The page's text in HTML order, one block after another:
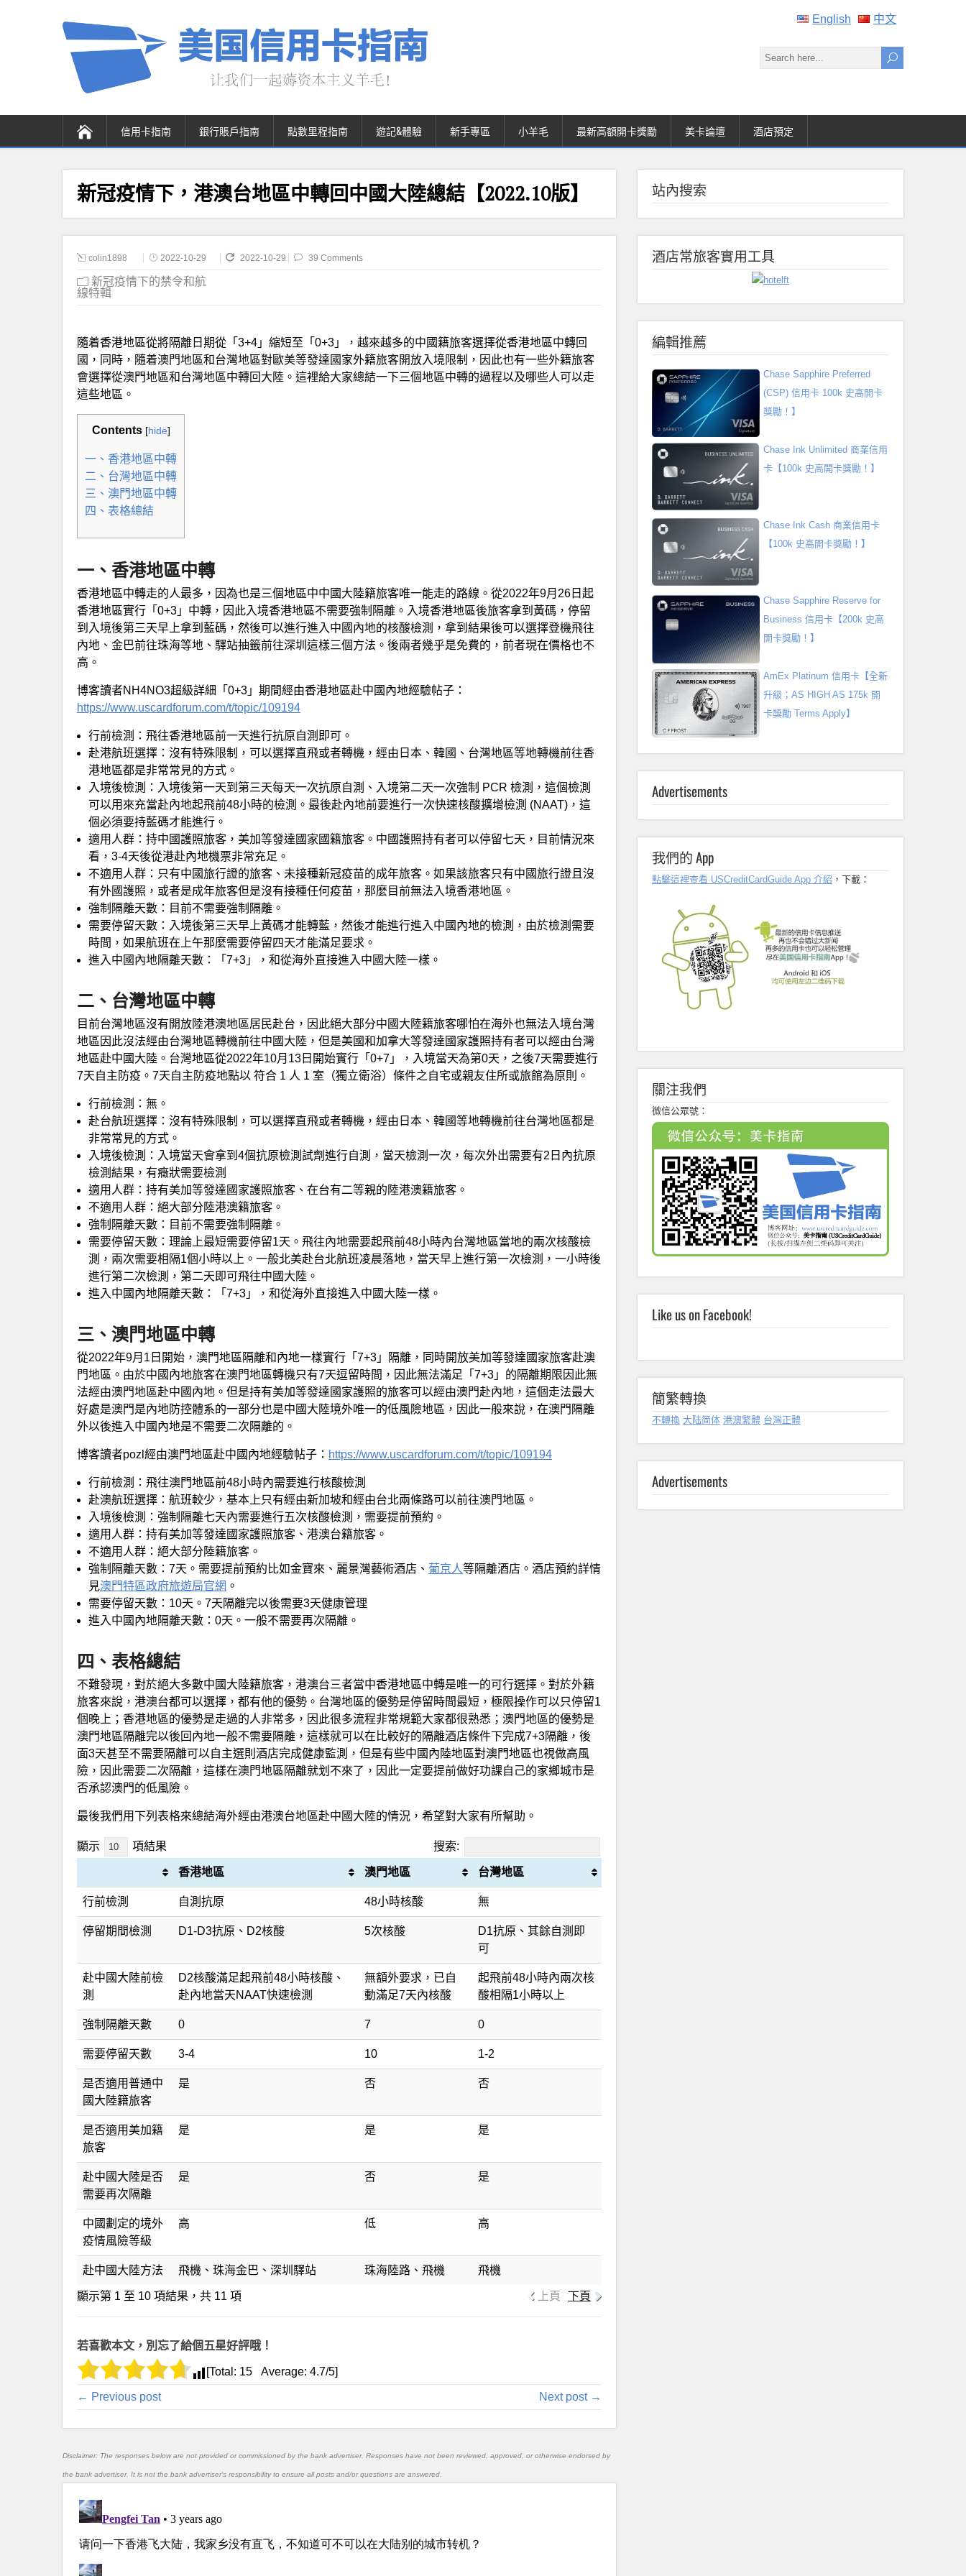
English 中文
信用卡指南 銀行賬戶指南 點數里程指南 遊記&體驗 新手專區 小羊毛 最新高額開卡獎勵 美卡論壇 酒店預定
新冠疫情下，港澳台地區中轉回中國大陸總結【2022.10版】
colin1898 2022-10-29 2022-10-29 39 Comments
新冠疫情下的禁令和航
線特輯
隨着香港地區從將隔離日期從「3+4」縮短至「0+3」，越來越多的中國籍旅客選擇從香港地區中轉回
國，同時，隨着澳門地區和台灣地區對歐美等發達國家外籍旅客開放入境限制，因此也有一些外籍旅客
會選擇從澳門地區和台灣地區中轉回大陸。這裡給大家總結一下三個地區中轉的過程以及哪些人可以走
這些地區。
Contents [hide]
一、香港地區中轉
二、台灣地區中轉
三、澳門地區中轉
四、表格總結
一、香港地區中轉
香港地區中轉走的人最多，因為也是三個地區中中國大陸籍旅客唯一能走的路線。從2022年9月26日起
香港地區實行「0+3」中轉，因此入境香港地區不需要強制隔離。入境香港地區後旅客拿到黃碼，停留
到入境後第三天早上拿到藍碼，然後可以進行進入中國內地的核酸檢測，拿到結果後可以選擇登機飛往
內地、金巴前往珠海等地、驛站抽籤前往深圳這樣三個方法。後兩者幾乎是免費的，前者現在價格也不
高。
博客讀者NH4NO3超級詳細「0+3」期間經由香港地區赴中國內地經驗帖子：
https://www.uscardforum.com/t/topic/109194
行前檢測：飛往香港地區前一天進行抗原自測即可。
赴港航班選擇：沒有特殊限制，可以選擇直飛或者轉機，經由日本、韓國、台灣地區等地轉機前往香
港地區都是非常常見的方式。
入境後檢測：入境後第一天到第三天每天一次抗原自測、入境第二天一次強制 PCR 檢測，這個檢測
可以用來充當赴內地起飛前48小時的檢測。最後赴內地前要進行一次快速核酸擴增檢測 (NAAT)，這
個必須要持藍碼才能進行。
適用人群：持中國護照旅客，美加等發達國家國籍旅客。中國護照持有者可以停留七天，目前情況來
看，3-4天後從港赴內地機票非常充足。
不適用人群：只有中國旅行證的旅客、未接種新冠疫苗的成年旅客。如果該旅客只有中國旅行證且沒
有外國護照，或者是成年旅客但是沒有接種任何疫苗，那麼目前無法入境香港地區。
強制隔離天數：目前不需要強制隔離。
需要停留天數：入境後第三天早上黃碼才能轉藍，然後才能進行進入中國內地的檢測，由於檢測需要
時間，如果航班在上午那麼需要停留四天才能滿足要求。
進入中國內地隔離天數：「7+3」，和從海外直接進入中國大陸一樣。
二、台灣地區中轉
目前台灣地區沒有開放陸港澳地區居民赴台，因此絕大部分中國大陸籍旅客哪怕在海外也無法入境台灣
地區因此沒法經由台灣地區轉機前往中國大陸，但是美國和加拿大等發達國家護照持有者可以經由台灣
地區赴中國大陸。台灣地區從2022年10月13日開始實行「0+7」，入境當天為第0天，之後7天需要進行
7天自主防疫。7天自主防疫地點以 符合 1 人 1 室（獨立衛浴）條件之自宅或親友住所或旅館為原則。
行前檢測：無。
赴台航班選擇：沒有特殊限制，可以選擇直飛或者轉機，經由日本、韓國等地轉機前往台灣地區都是
非常常見的方式。
入境後檢測：入境當天會拿到4個抗原檢測試劑進行自測，當天檢測一次，每次外出需要有2日內抗原
檢測結果，有癥狀需要檢測
適用人群：持有美加等發達國家護照旅客、在台有二等親的陸港澳籍旅客。
不適用人群：絕大部分陸港澳籍旅客。
強制隔離天數：目前不需要強制隔離。
需要停留天數：理論上最短需要停留1天。飛往內地需要起飛前48小時內台灣地區當地的兩次核酸檢
測，兩次需要相隔1個小時以上。一般北美赴台北航班凌晨落地，當天早上進行第一次檢測，一小時後
進行第二次檢測，第二天即可飛往中國大陸。
進入中國內地隔離天數：「7+3」，和從海外直接進入中國大陸一樣。
三、澳門地區中轉
從2022年9月1日開始，澳門地區隔離和內地一樣實行「7+3」隔離，同時開放美加等發達國家旅客赴澳
門地區。由於中國內地旅客在澳門地區轉機只有7天逗留時間，因此無法滿足「7+3」的隔離期限因此無
法經由澳門地區赴中國內地。但是持有美加等發達國家護照的旅客可以經由澳門赴內地，這個走法最大
好處是澳門是內地防控體系的一部分也是中國大陸境外唯一的低風險地區，因此一般來說，在澳門隔離
外以後進入中國內地是不需要二次隔離的。
博客讀者pozl經由澳門地區赴中國內地經驗帖子： https://www.uscardforum.com/t/topic/109194
行前檢測：飛往澳門地區前48小時內需要進行核酸檢測
赴澳航班選擇：航班較少，基本上只有經由新加坡和經由台北兩條路可以前往澳門地區。
入境後檢測：強制隔離七天內需要進行五次核酸檢測，需要提前預約。
適用人群：持有美加等發達國家護照旅客、港澳台籍旅客。
不適用人群：絕大部分陸籍旅客。
強制隔離天數：7天。需要提前預約比如金寶來、麗景灣藝術酒店、 葡京人等隔離酒店。酒店預約詳情
見澳門特區政府旅遊局官網 。
需要停留天數：10天。7天隔離完以後需要3天健康管理
進入中國內地隔離天數：0天。一般不需要再次隔離。
四、表格總結
不難發現，對於絕大多數中國大陸籍旅客，港澳台三者當中香港地區中轉是唯一的可行選擇。對於外籍
旅客來說，港澳台都可以選擇，都有他的優勢。台灣地區的優勢是停留時間最短，極限操作可以只停留1
個晚上；香港地區的優勢是走過的人非常多，因此很多流程非常規範大家都很熟悉；澳門地區的優勢是
澳門地區隔離完以後回內地一般不需要隔離，這樣就可以在比較好的隔離酒店條件下完成7+3隔離，後
面3天甚至不需要隔離可以自主選則酒店完成健康監測，但是有些中國內陸地區對澳門地區也視做高風
險，因此需要二次隔離，這樣在澳門地區隔離就划不來了，因此一定要提前做好功課自己的家鄉城市是
否承認澳門的低風險。
最後我們用下列表格來總結海外經由港澳台地區赴中國大陸的情況，希望對大家有所幫助。
顯示 項結果 搜索:
香港地區 澳門地區 台灣地區
行前檢測 自測抗原 48小時核酸 無
停留期間檢測 D1-D3抗原、D2核酸 5次核酸
D1抗原、其餘自測即
可
赴中國大陸前檢
測
D2核酸滿足起飛前48小時核酸、
赴內地當天NAAT快速檢測
無額外要求，已自
動滿足7天內核酸
起飛前48小時內兩次核
酸相隔1小時以上
強制隔離天數 0 7 0
需要停留天數 3-4 10 1-2
是否適用普通中
國大陸籍旅客
是 否 否
是否適用美加籍
旅客
是 是 是
赴中國大陸是否
需要再次隔離
是 否 是
中國劃定的境外
疫情風險等級
高 低 高
赴中國大陸方法 飛機、珠海金巴、深圳驛站 珠海陸路、飛機 飛機
顯示第 1 至 10 項結果，共 11 項 上頁 下頁
若喜歡本文，別忘了給個五星好評哦！
[Total: 15 Average: 4.7/5]
← Previous post Next post →
Disclaimer: The responses below are not provided or commissioned by the bank advertiser. Responses have not been reviewed, approved, or otherwise endorsed by
the bank advertiser. It is not the bank advertiser's responsibility to ensure all posts and/or questions are answered.
站內搜索
酒店常旅客實用工具
編輯推薦
Chase Sapphire Preferred
(CSP) 信用卡 100k 史高開卡
獎勵！】
Chase Ink Unlimited 商業信用
卡【100k 史高開卡獎勵！】
Chase Ink Cash 商業信用卡
【100k 史高開卡獎勵！】
Chase Sapphire Reserve for
Business 信用卡【200k 史高
開卡獎勵！】
AmEx Platinum 信用卡【全新
升級；AS HIGH AS 175k 開
卡獎勵 Terms Apply】
Advertisements
我們的 App
點擊這裡查看 USCreditCardGuide App 介紹 ，下載：
關注我們
微信公眾號：
Like us on Facebook!
簡繁轉換
不轉換 大陆简体 港澳繁體 台灣正體
Advertisements